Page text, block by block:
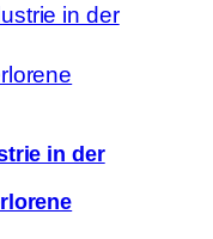
in der